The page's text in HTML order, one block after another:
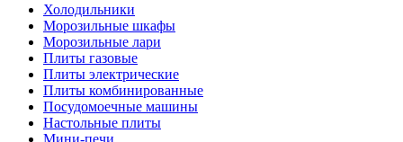
Холодильники
Морозильные шкафы
Морозильные лари
Плиты газовые
Плиты электрические
Плиты комбинированные
Посудомоечные машины
Настольные плиты
Мини-печи